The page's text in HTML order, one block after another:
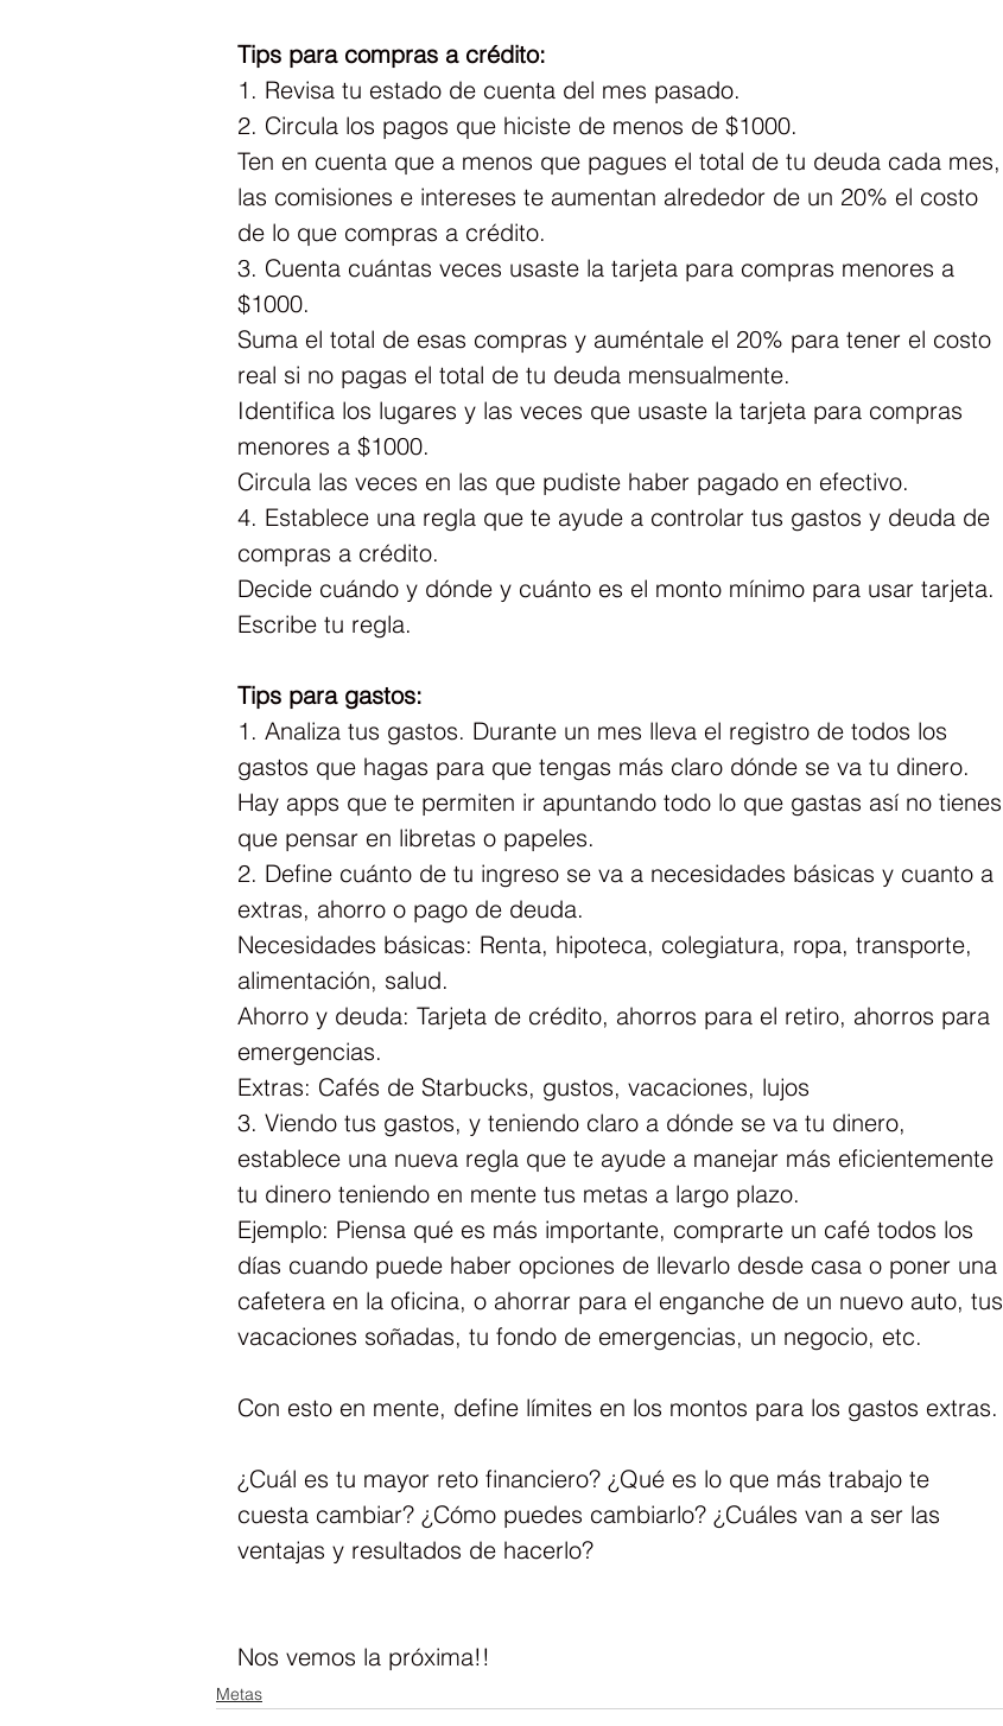
Tips para compras a crédito:
1. Revisa tu estado de cuenta del mes pasado.
2. Circula los pagos que hiciste de menos de $1000.
Ten en cuenta que a menos que pagues el total de tu deuda cada mes,
las comisiones e intereses te aumentan alrededor de un 20% el costo
de lo que compras a crédito.
3. Cuenta cuántas veces usaste la tarjeta para compras menores a
$1000.
Suma el total de esas compras y auméntale el 20% para tener el costo
real si no pagas el total de tu deuda mensualmente.
Identifica los lugares y las veces que usaste la tarjeta para compras
menores a $1000.
Circula las veces en las que pudiste haber pagado en efectivo.
4. Establece una regla que te ayude a controlar tus gastos y deuda de
compras a crédito.
Decide cuándo y dónde y cuánto es el monto mínimo para usar tarjeta.
Escribe tu regla.
Tips para gastos:
1. Analiza tus gastos. Durante un mes lleva el registro de todos los
gastos que hagas para que tengas más claro dónde se va tu dinero.
Hay apps que te permiten ir apuntando todo lo que gastas así no tienes
que pensar en libretas o papeles.
2. Define cuánto de tu ingreso se va a necesidades básicas y cuanto a
extras, ahorro o pago de deuda.
Necesidades básicas: Renta, hipoteca, colegiatura, ropa, transporte,
alimentación, salud.
Ahorro y deuda: Tarjeta de crédito, ahorros para el retiro, ahorros para
emergencias.
Extras: Cafés de Starbucks, gustos, vacaciones, lujos
3. Viendo tus gastos, y teniendo claro a dónde se va tu dinero,
establece una nueva regla que te ayude a manejar más eficientemente
tu dinero teniendo en mente tus metas a largo plazo.
Ejemplo: Piensa qué es más importante, comprarte un café todos los
días cuando puede haber opciones de llevarlo desde casa o poner una
cafetera en la oficina, o ahorrar para el enganche de un nuevo auto, tus
vacaciones soñadas, tu fondo de emergencias, un negocio, etc.
Con esto en mente, define límites en los montos para los gastos extras.
¿Cuál es tu mayor reto financiero? ¿Qué es lo que más trabajo te
cuesta cambiar? ¿Cómo puedes cambiarlo? ¿Cuáles van a ser las
ventajas y resultados de hacerlo?
Nos vemos la próxima!!
Metas